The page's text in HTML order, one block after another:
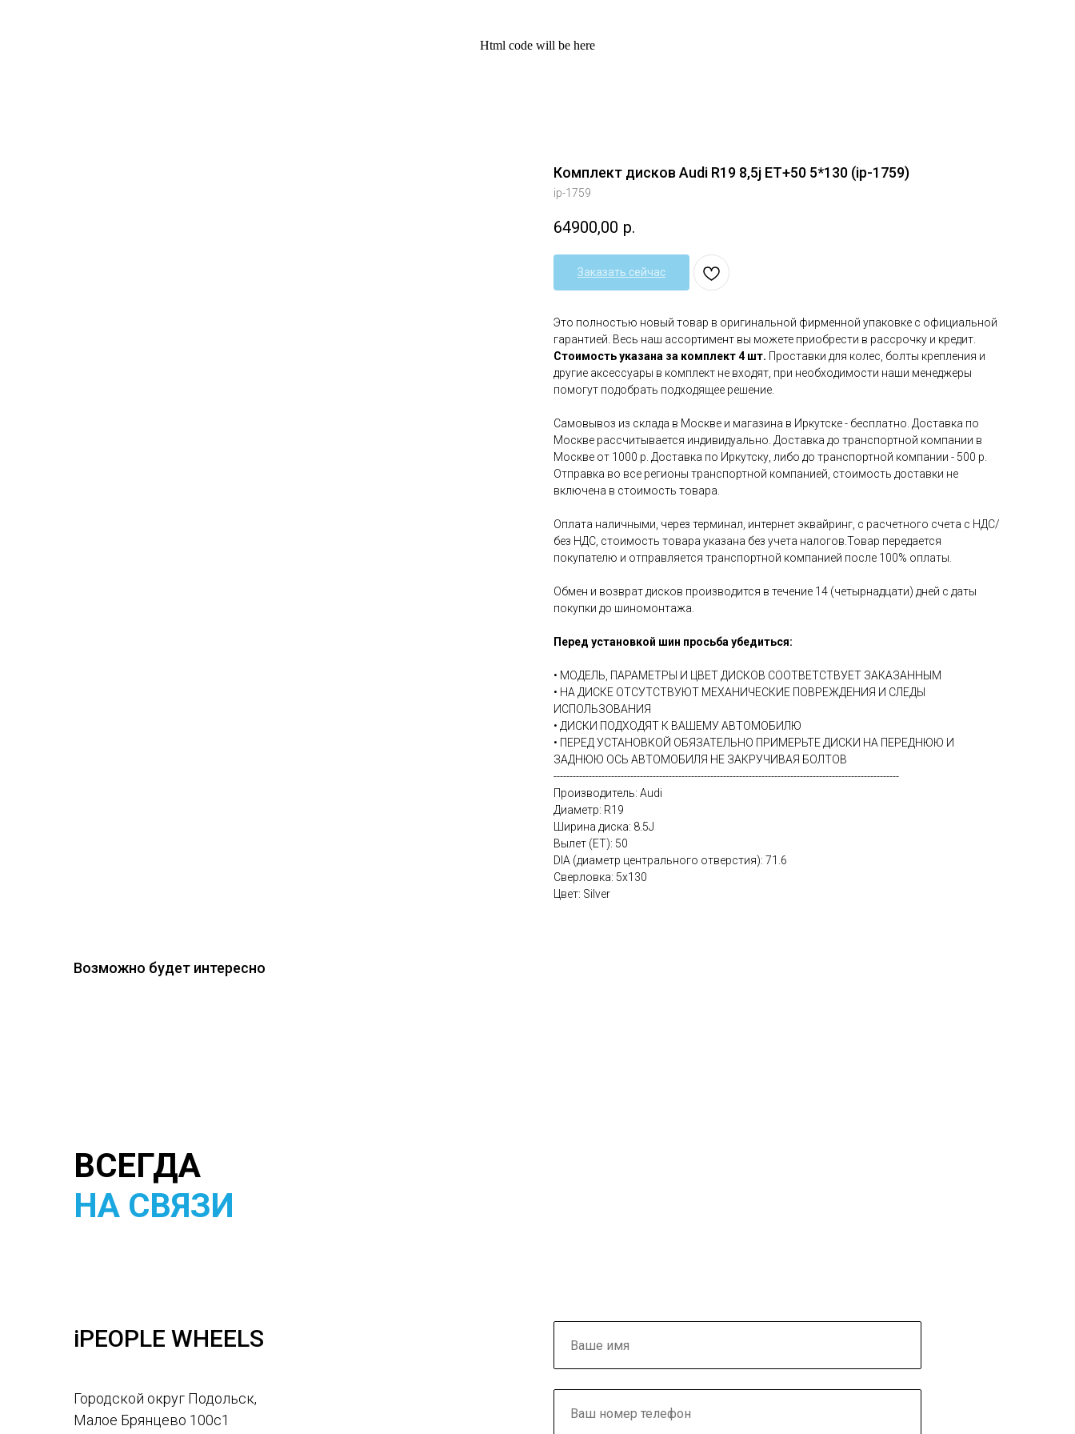
Html code will be here
Комплект дисков Audi R19 8,5j ET+50 5*130 (ip-1759)
ip-1759
64900,00 р.
Заказать сейчас
Это полностью новый товар в оригинальной фирменной упаковке с официальной
гарантией. Весь наш ассортимент вы можете приобрести в рассрочку и кредит.
Стоимость указана за комплект 4 шт. Проставки для колес, болты крепления и
другие аксессуары в комплект не входят, при необходимости наши менеджеры
помогут подобрать подходящее решение.
Самовывоз из склада в Москве и магазина в Иркутске - бесплатно. Доставка по
Москве рассчитывается индивидуально. Доставка до транспортной компании в
Москве от 1000 р. Доставка по Иркутску, либо до транспортной компании - 500 р.
Отправка во все регионы транспортной компанией, стоимость доставки не
включена в стоимость товара.
Оплата наличными, через терминал, интернет эквайринг, с расчетного счета с НДС/
без НДС, стоимость товара указана без учета налогов.Товар передается
покупателю и отправляется транспортной компанией после 100% оплаты.
Обмен и возврат дисков производится в течение 14 (четырнадцати) дней с даты
покупки до шиномонтажа.
Перед установкой шин просьба убедиться:
• МОДЕЛЬ, ПАРАМЕТРЫ И ЦВЕТ ДИСКОВ СООТВЕТСТВУЕТ ЗАКАЗАННЫМ
• НА ДИСКЕ ОТСУТСТВУЮТ МЕХАНИЧЕСКИЕ ПОВРЕЖДЕНИЯ И СЛЕДЫ
ИСПОЛЬЗОВАНИЯ
• ДИСКИ ПОДХОДЯТ К ВАШЕМУ АВТОМОБИЛЮ
• ПЕРЕД УСТАНОВКОЙ ОБЯЗАТЕЛЬНО ПРИМЕРЬТЕ ДИСКИ НА ПЕРЕДНЮЮ И
ЗАДНЮЮ ОСЬ АВТОМОБИЛЯ НЕ ЗАКРУЧИВАЯ БОЛТОВ
------------------------------------------------------------------------------------------------------------
Производитель: Audi
Диаметр: R19
Ширина диска: 8.5J
Вылет (ET): 50
DIA (диаметр центрального отверстия): 71.6
Сверловка: 5x130
Цвет: Silver
Возможно будет интересно
ВСЕГДА
НА СВЯЗИ
iPEOPLE WHEELS
Городской округ Подольск,
Малое Брянцево 100с1